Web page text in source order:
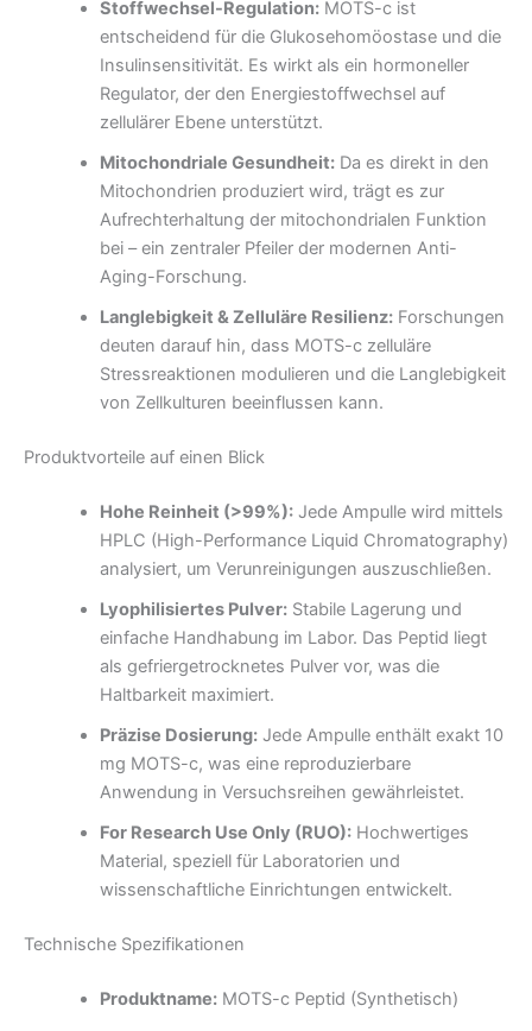
Stoffwechsel-Regulation:MOTS-c ist
entscheidend für die Glukosehomöostase und die
Insulinsensitivität. Es wirkt als ein hormoneller
Regulator, der den Energiestoffwechsel auf
zellulärer Ebene unterstützt.
Mitochondriale Gesundheit:Da es direkt in den
Mitochondrien produziert wird, trägt es zur
Aufrechterhaltung der mitochondrialen Funktion
bei – ein zentraler Pfeiler der modernen Anti-
Aging-Forschung.
Langlebigkeit & Zelluläre Resilienz:Forschungen
deuten darauf hin, dass MOTS-c zelluläre
Stressreaktionen modulieren und die Langlebigkeit
von Zellkulturen beeinflussen kann.
Produktvorteile auf einen Blick
Hohe Reinheit (>99%):Jede Ampulle wird mittels
HPLC (High-Performance Liquid Chromatography)
analysiert, um Verunreinigungen auszuschließen.
Lyophilisiertes Pulver:Stabile Lagerung und
einfache Handhabung im Labor. Das Peptid liegt
als gefriergetrocknetes Pulver vor, was die
Haltbarkeit maximiert.
Präzise Dosierung:Jede Ampulle enthält exakt 10
mg MOTS-c, was eine reproduzierbare
Anwendung in Versuchsreihen gewährleistet.
For Research Use Only (RUO):Hochwertiges
Material, speziell für Laboratorien und
wissenschaftliche Einrichtungen entwickelt.
Technische Spezifikationen
Produktname:MOTS-c Peptid (Synthetisch)